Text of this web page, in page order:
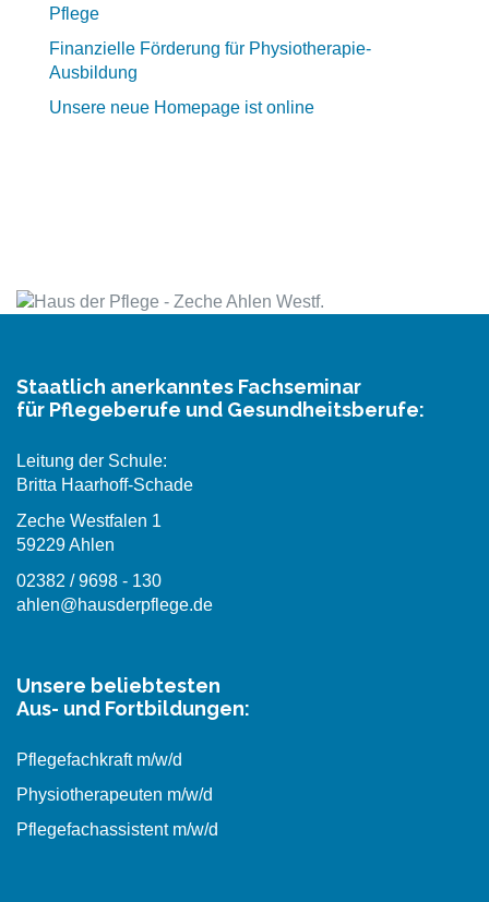
Pflege
Finanzielle Förderung für Physiotherapie-
Ausbildung
Unsere neue Homepage ist online
Staatlich anerkanntes Fachseminar
für Pflegeberufe und Gesundheitsberufe:
Leitung der Schule:
Britta Haarhoff-Schade
Zeche Westfalen 1
59229 Ahlen
02382 / 9698 - 130
ahlen@hausderpflege.de
Unsere beliebtesten
Aus- und Fortbildungen:
Pflegefachkraft m/w/d
Physiotherapeuten m/w/d
Pflegefachassistent m/w/d